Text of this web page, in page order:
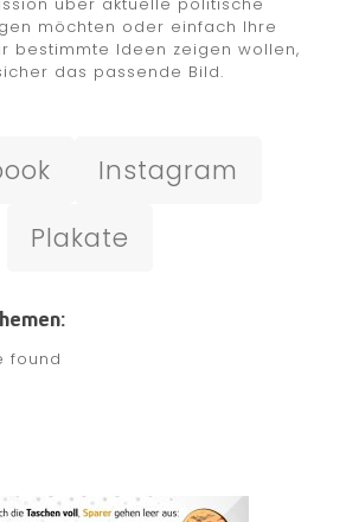
möchten oder einfach Ihre
bestimmte Ideen zeigen wollen,
das passende Bild.
Instagram
Plakate
found